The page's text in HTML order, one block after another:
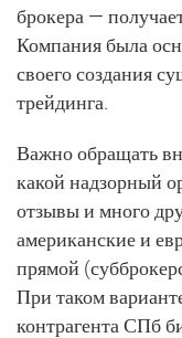
брокера —
Компания была
своего создания
трейдинга.
Важно обращать
какой надзорный
отзывы и много
американские и
прямой
При таком
контрагента СПб